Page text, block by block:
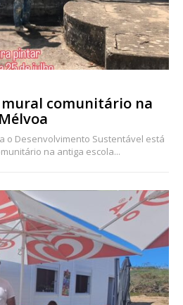
comunitário na
o Desenvolvimento Sustentável está
na antiga escola...